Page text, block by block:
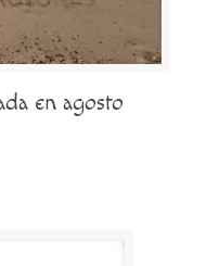
en agosto